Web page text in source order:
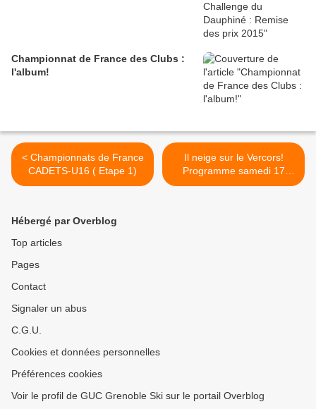
Championnat de France des Clubs :
l'album!
< Championnats de France
CADETS-U16 ( Etape 1)
Il neige sur le Vercors!
Programme samedi 17
janvier >
Hébergé par Overblog
Top articles
Pages
Contact
Signaler un abus
C.G.U.
Cookies et données personnelles
Préférences cookies
Voir le profil de GUC Grenoble Ski sur le portail Overblog